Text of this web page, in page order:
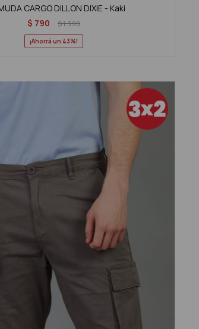
CARGO DILLON DIXIE - Kaki
$ 790 $1.390
43